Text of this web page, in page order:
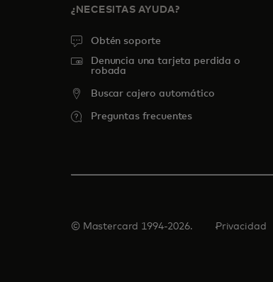
¿NECESITAS AYUDA?
Obtén soporte
Denuncia una tarjeta perdida o
robada
Buscar cajero automático
Preguntas frecuentes
© Mastercard 1994-2026. Privacidad